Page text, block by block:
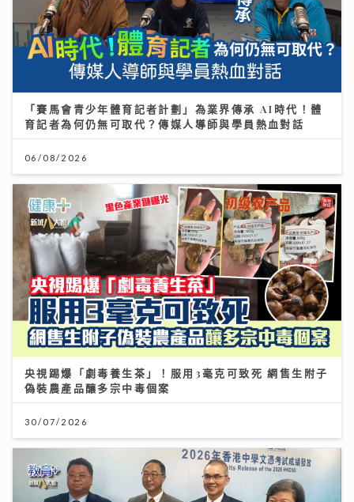
「賽馬會青少年體育記者計劃」為業界傳承 AI時代！體
育記者為何仍無可取代？傳媒人導師與學員熱血對話
06/08/2026
央視踢爆「劇毒養生茶」！服用3毫克可致死 網售生附子
偽裝農產品釀多宗中毒個案
30/07/2026